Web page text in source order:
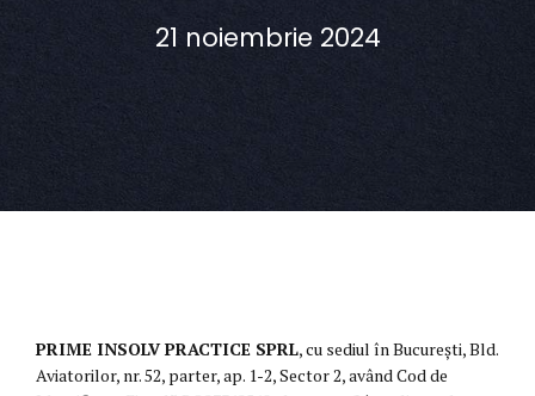
21 noiembrie 2024
PRIME INSOLV PRACTICE SPRL, cu sediul în București, Bld.
Aviatorilor, nr. 52, parter, ap. 1-2, Sector 2, având Cod de